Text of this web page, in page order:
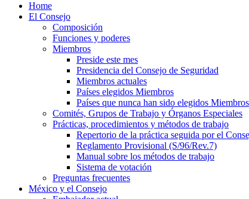
Home
El Consejo
Composición
Funciones y poderes
Miembros
Preside este mes
Presidencia del Consejo de Seguridad
Miembros actuales
Países elegidos Miembros
Países que nunca han sido elegidos Miembros
Comités, Grupos de Trabajo y Órganos Especiales
Prácticas, procedimientos y métodos de trabajo
Repertorio de la práctica seguida por el
Reglamento Provisional (S/96/Rev.7)
Manual sobre los métodos de trabajo
Sistema de votación
Preguntas frecuentes
México y el Consejo